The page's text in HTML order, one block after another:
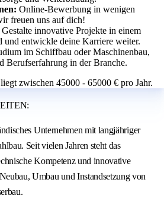
Online-Bewerbung in wenigen
freuen uns auf dich!
Gestalte innovative Projekte in einem
und entwickle deine Karriere weiter.
im Schiffbau oder Maschinenbau,
Berufserfahrung in der Branche.
zwischen 45000 - 65000 € pro Jahr.
Unternehmen mit langjähriger
Seit vielen Jahren steht das
Kompetenz und innovative
Umbau und Instandsetzung von